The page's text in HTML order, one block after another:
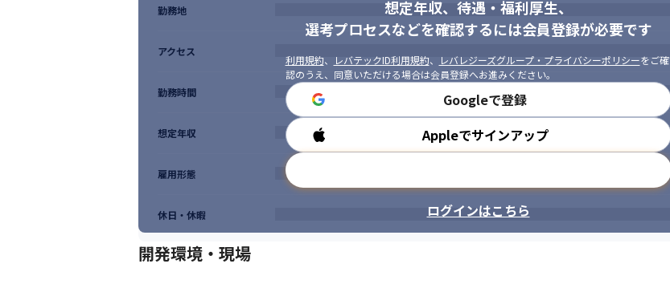
想定年収、待遇・福利厚生、
選考プロセスなどを確認するには会員登録が必要です
利用規約、 レバテックID利用規約、 レバレジーズグループ・プライバシーポリシーをご確
認のうえ、同意いただける場合は会員登録へお進みください。
Googleで登録
Appleでサインアップ
ログインはこちら
勤務地
アクセス
勤務時間
想定年収
雇用形態
休日・休暇
開発環境・現場